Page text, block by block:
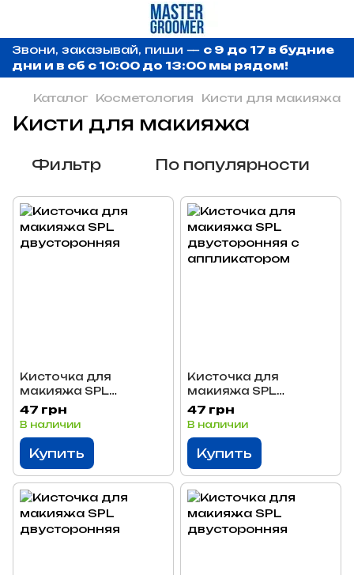
Звони, заказывай, пиши — с 9 до 17 в будние
дни и в сб с 10:00 до 13:00 мы рядом!
Каталог Косметология Кисти для макияжа
Кисти для макияжа
Фильтр По популярности
Кисточка для
макияжа SPL
двусторонняя
47 грн
В наличии
Купить
Кисточка для
макияжа SPL
двусторонняя с
аппликатором
47 грн
В наличии
Купить